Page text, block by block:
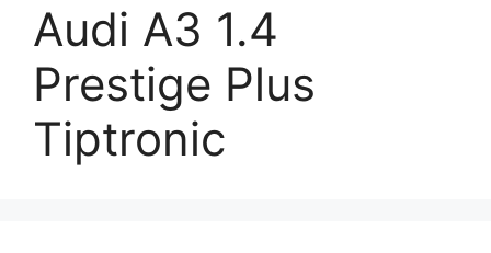
Audi A3 1.4
Prestige Plus
Tiptronic